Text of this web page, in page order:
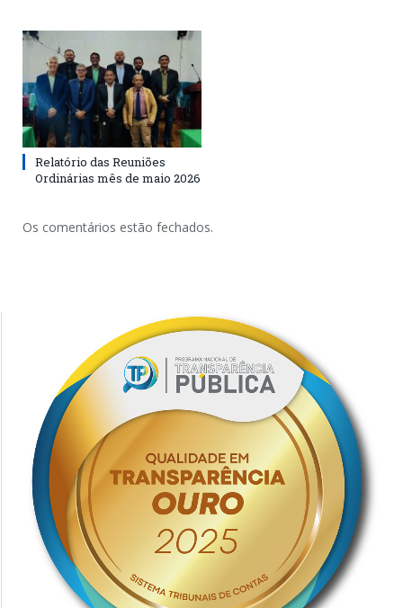
Relatório das Reuniões
Ordinárias mês de maio 2026
Os comentários estão fechados.